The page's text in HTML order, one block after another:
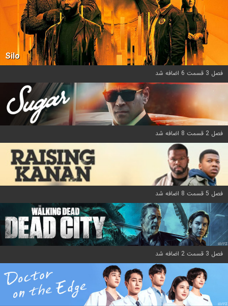
Silo
فصل 3 قسمت 6 اضافه شد
فصل 2 قسمت 8 اضافه شد
فصل 5 قسمت 8 اضافه شد
فصل 3 قسمت 2 اضافه شد